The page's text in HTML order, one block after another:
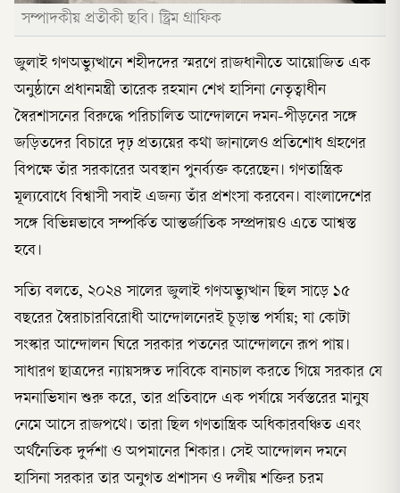
সম্পাদকীয় প্রতীকী ছবি। স্ট্রিম গ্রাফিক
জুলাই গণঅভ্যুত্থানে শহীদদের স্মরণে রাজধানীতে আয়োজিত এক
অনুষ্ঠানে প্রধানমন্ত্রী তারেক রহমান শেখ হাসিনা নেতৃত্বাধীন
স্বৈরশাসনের বিরুদ্ধে পরিচালিত আন্দোলনে দমন-পীড়নের সঙ্গে
জড়িতদের বিচারে দৃঢ় প্রত্যয়ের কথা জানালেও প্রতিশোধ গ্রহণের
বিপক্ষে তাঁর সরকারের অবস্থান পুনর্ব্যক্ত করেছেন। গণতান্ত্রিক
মূল্যবোধে বিশ্বাসী সবাই এজন্য তাঁর প্রশংসা করবেন। বাংলাদেশের
সঙ্গে বিভিন্নভাবে সম্পর্কিত আন্তর্জাতিক সম্প্রদায়ও এতে আশ্বস্ত
হবে।
সত্যি বলতে, ২০২৪ সালের জুলাই গণঅভ্যুত্থান ছিল সাড়ে ১৫
বছরের স্বৈরাচারবিরোধী আন্দোলনেরই চূড়ান্ত পর্যায়; যা কোটা
সংস্কার আন্দোলন ঘিরে সরকার পতনের আন্দোলনে রূপ পায়।
সাধারণ ছাত্রদের ন্যায়সঙ্গত দাবিকে বানচাল করতে গিয়ে সরকার যে
দমনাভিযান শুরু করে, তার প্রতিবাদে এক পর্যায়ে সর্বস্তরের মানুষ
নেমে আসে রাজপথে। তারা ছিল গণতান্ত্রিক অধিকারবঞ্চিত এবং
অর্থনৈতিক দুর্দশা ও অপমানের শিকার। সেই আন্দোলন দমনে
হাসিনা সরকার তার অনুগত প্রশাসন ও দলীয় শক্তির চরম